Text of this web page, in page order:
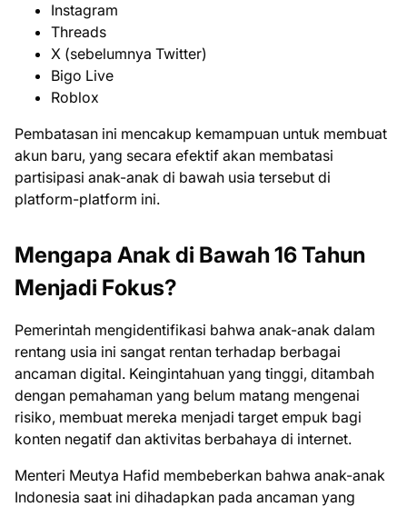
Instagram
Threads
X (sebelumnya Twitter)
Bigo Live
Roblox
Pembatasan ini mencakup kemampuan untuk membuat
akun baru, yang secara efektif akan membatasi
partisipasi anak-anak di bawah usia tersebut di
platform-platform ini.
Mengapa Anak di Bawah 16 Tahun
Menjadi Fokus?
Pemerintah mengidentifikasi bahwa anak-anak dalam
rentang usia ini sangat rentan terhadap berbagai
ancaman digital. Keingintahuan yang tinggi, ditambah
dengan pemahaman yang belum matang mengenai
risiko, membuat mereka menjadi target empuk bagi
konten negatif dan aktivitas berbahaya di internet.
Menteri Meutya Hafid membeberkan bahwa anak-anak
Indonesia saat ini dihadapkan pada ancaman yang